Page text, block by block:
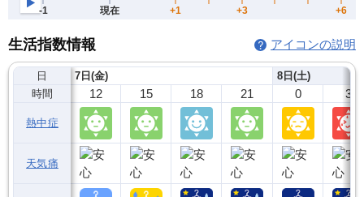
生活指数情報 アイコンの説明
日
時間
熱中症
天気痛
7日(金)
12 15 18 21
8日(土)
0 3